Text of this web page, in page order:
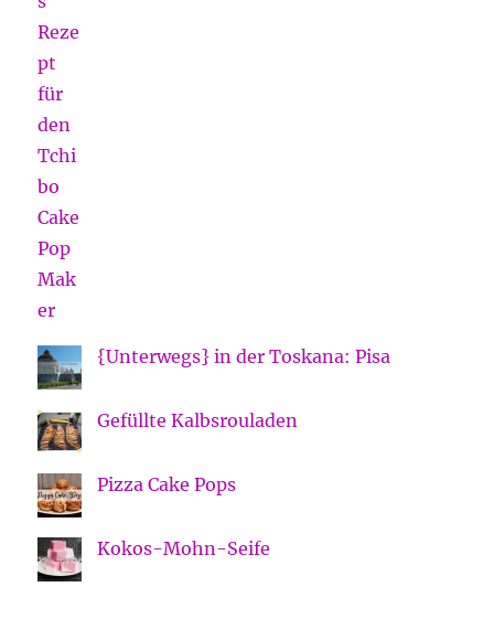
{Unterwegs} in der Toskana: Pisa
Gefüllte Kalbsrouladen
Pizza Cake Pops
Kokos-Mohn-Seife